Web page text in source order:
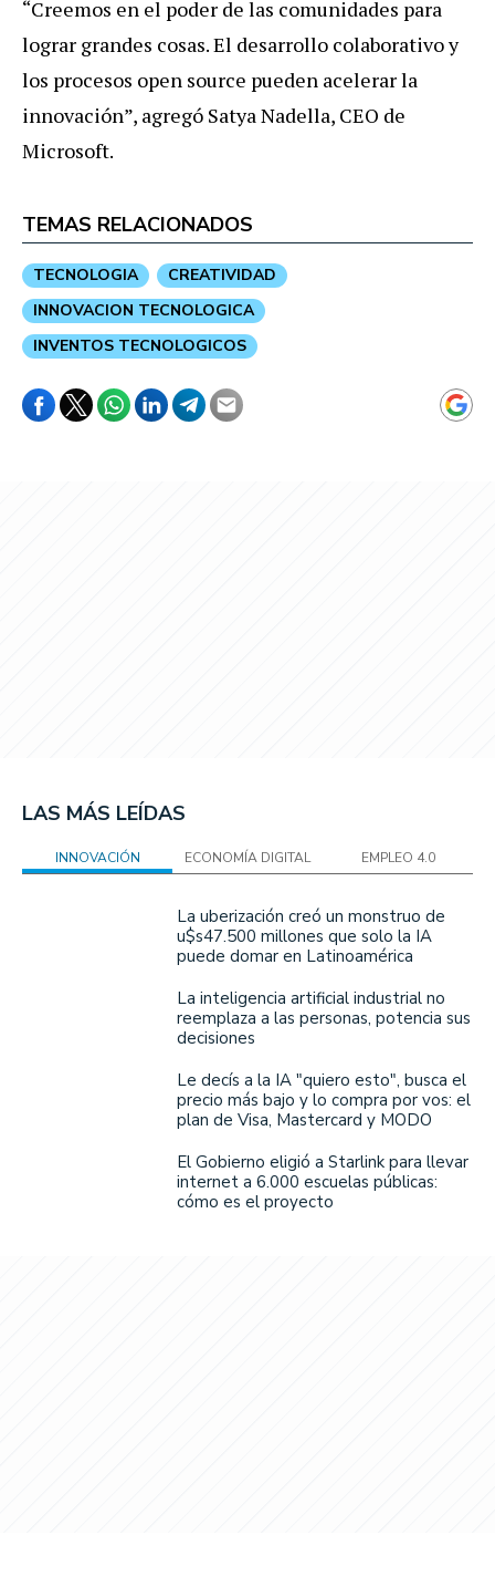
“Creemos en el poder de las comunidades para
lograr grandes cosas. El desarrollo colaborativo y
los procesos open source pueden acelerar la
innovación”, agregó Satya Nadella, CEO de
Microsoft.
TEMAS RELACIONADOS
TECNOLOGIA
CREATIVIDAD
INNOVACION TECNOLOGICA
INVENTOS TECNOLOGICOS
LAS MÁS LEÍDAS
INNOVACIÓN ECONOMÍA DIGITAL EMPLEO 4.0
La uberización creó un monstruo de
u$s47.500 millones que solo la IA
puede domar en Latinoamérica
La inteligencia artificial industrial no
reemplaza a las personas, potencia sus
decisiones
Le decís a la IA "quiero esto", busca el
precio más bajo y lo compra por vos: el
plan de Visa, Mastercard y MODO
El Gobierno eligió a Starlink para llevar
internet a 6.000 escuelas públicas:
cómo es el proyecto